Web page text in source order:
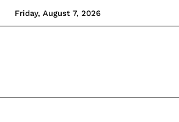
Friday, August 7, 2026